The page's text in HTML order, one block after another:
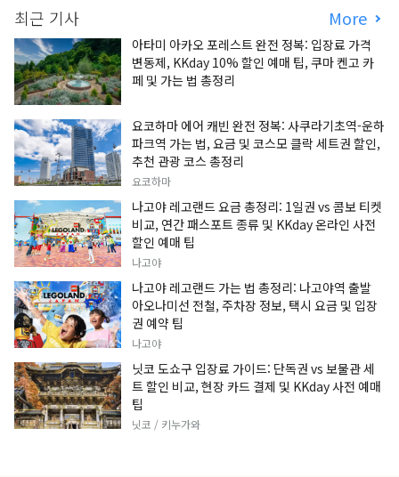
최근 기사 More
아타미 아카오 포레스트 완전 정복: 입장료 가격
변동제, KKday 10% 할인 예매 팁, 쿠마 켄고 카
페 및 가는 법 총정리
요코하마 에어 캐빈 완전 정복: 사쿠라기초역-운하
파크역 가는 법, 요금 및 코스모 클락 세트권 할인,
추천 관광 코스 총정리
요코하마
나고야 레고랜드 요금 총정리: 1일권 vs 콤보 티켓
비교, 연간 패스포트 종류 및 KKday 온라인 사전
할인 예매 팁
나고야
나고야 레고랜드 가는 법 총정리: 나고야역 출발
아오나미선 전철, 주차장 정보, 택시 요금 및 입장
권 예약 팁
나고야
닛코 도쇼구 입장료 가이드: 단독권 vs 보물관 세
트 할인 비교, 현장 카드 결제 및 KKday 사전 예매
팁
닛코 / 키누가와